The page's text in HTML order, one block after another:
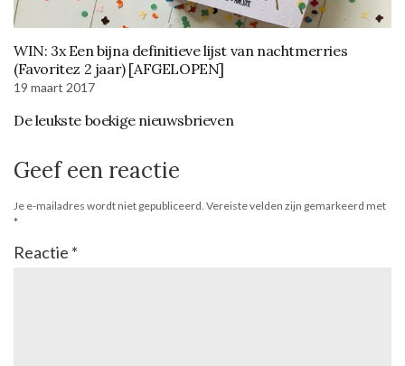
WIN: 3x Een bijna definitieve lijst van nachtmerries
(Favoritez 2 jaar) [AFGELOPEN]
19 maart 2017
De leukste boekige nieuwsbrieven
Geef een reactie
Je e-mailadres wordt niet gepubliceerd. Vereiste velden zijn gemarkeerd met
*
Reactie *